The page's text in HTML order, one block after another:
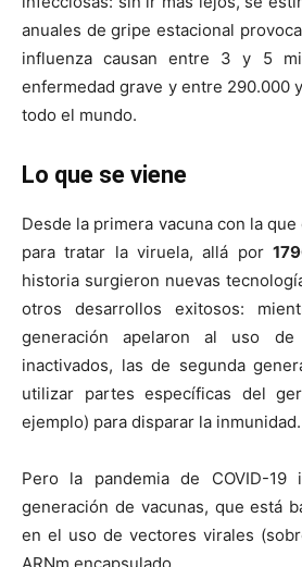
anuales de gripe estacional
influenza causan entre 3 y 5
enfermedad grave y entre 290.000
todo el mundo.
Lo que se viene
Desde la primera vacuna con la
para tratar la viruela, allá por
historia surgieron nuevas
otros desarrollos exitosos:
generación apelaron al uso
inactivados, las de segunda
utilizar partes específicas del
ejemplo) para disparar la inmunidad.
Pero la pandemia de COVID-19
generación de vacunas, que está
en el uso de vectores virales